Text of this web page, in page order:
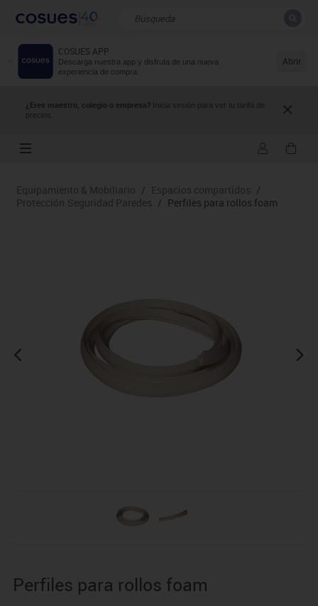
COSUES APP
Descarga nuestra app y disfruta de una nueva
experiencia de compra.
Abrir
¿Eres maestro, colegio o empresa? Inicia sesión para ver tu tarifa de
precios.
Resultados de la búsqueda
Equipamiento & Mobiliario / Espacios compartidos /
Protección·Seguridad Paredes / Perfiles para rollos foam
Perfiles para rollos foam